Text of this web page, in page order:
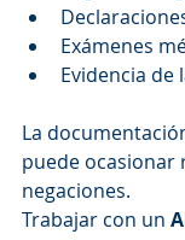
Exámenes
Evidencia de
La
puede ocasionar
negaciones.
Trabajar con un